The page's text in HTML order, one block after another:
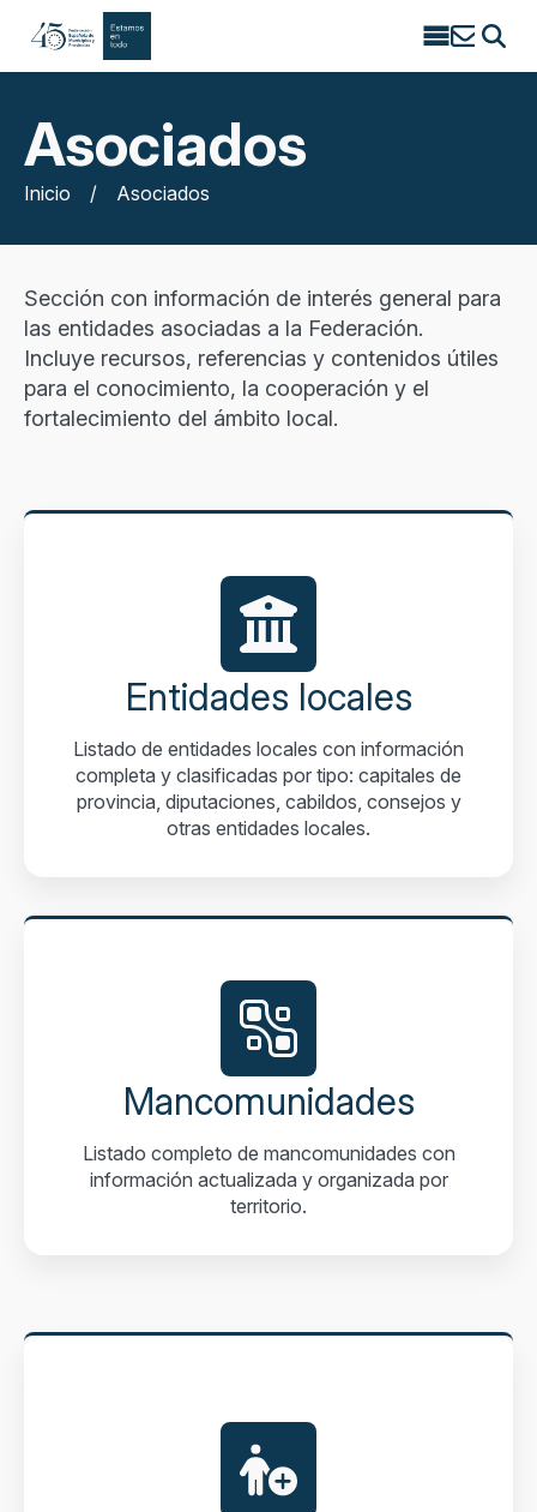
Search
Asociados
Inicio / Asociados
Sección con información de interés general para
las entidades asociadas a la Federación.
Incluye recursos, referencias y contenidos útiles
para el conocimiento, la cooperación y el
fortalecimiento del ámbito local.
Entidades locales
Listado de entidades locales con información
completa y clasificadas por tipo: capitales de
provincia, diputaciones, cabildos, consejos y
otras entidades locales.
Mancomunidades
Listado completo de mancomunidades con
información actualizada y organizada por
territorio.